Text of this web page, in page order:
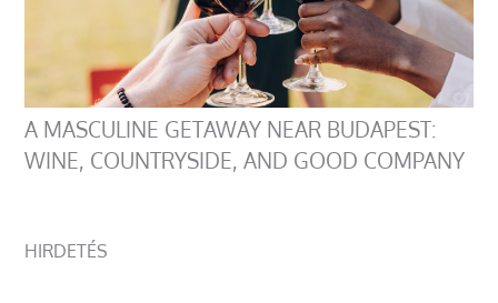
A MASCULINE GETAWAY NEAR BUDAPEST:
WINE, COUNTRYSIDE, AND GOOD COMPANY
HIRDETÉS